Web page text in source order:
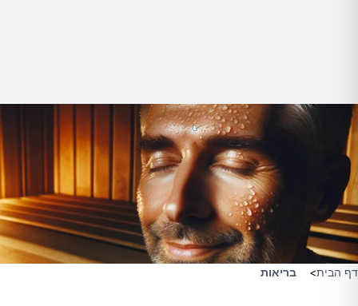
דף הבית> בריאות